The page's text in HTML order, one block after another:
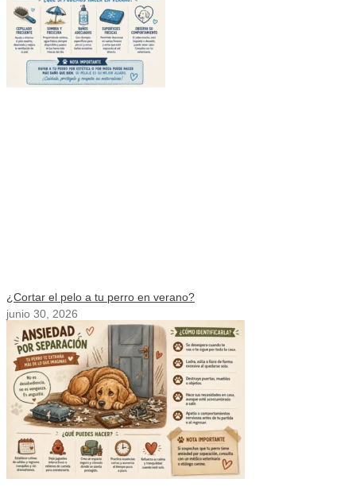
¿Cortar el pelo a tu perro en verano?
junio 30, 2026